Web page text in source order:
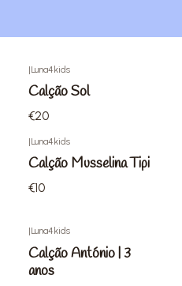
|Luna4kids
Calção Sol
€20
|Luna4kids
Calção Musselina Tipi
€10
|Luna4kids
Calção António | 3
anos